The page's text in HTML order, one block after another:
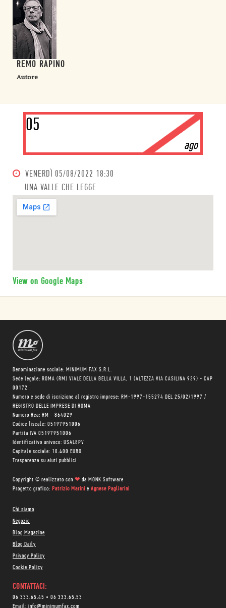
REMO RAPINO
Autore
05
ago
VENERDÌ 05/08/2022 18:30
UNA VALLE CHE LEGGE
View on Google Maps
Denominazione sociale: MINIMUM FAX S.R.L.
Sede legale: ROMA (RM) VIALE DELLA BELLA VILLA, 1 (ALTEZZA VIA CASILINA 939) - CAP
00172
Numero e sede di iscrizione al registro imprese: RM-1997-155274 DEL 25/02/1997 /
REGISTRO DELLE IMPRESE DI ROMA
Numero Rea: RM - 864029
Codice fiscale: 05197951006
Partita IVA 05197951006
Identificativo univoco: USAL8PV
Capitale sociale: 10.400 EURO
Trasparenza su aiuti pubblici
Copyright © realizzato con ❤ da MONK Software
Progetto grafico: Patrizio Marini e Agnese Pagliarini
Chi siamo
Negozio
Blog Magazine
Blog Daily
Privacy Policy
Cookie Policy
CONTATTACI:
06 333.65.45 • 06 333.65.53
Email: info@minimumfax.com